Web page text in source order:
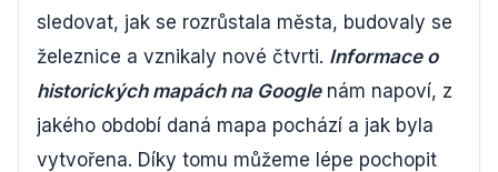
sledovat, jak se rozrůstala města, budovaly se
železnice a vznikaly nové čtvrti. Informace o
historických mapách na Googlenám napoví, z
jakého období daná mapa pochází a jak byla
vytvořena. Díky tomu můžeme lépe pochopit